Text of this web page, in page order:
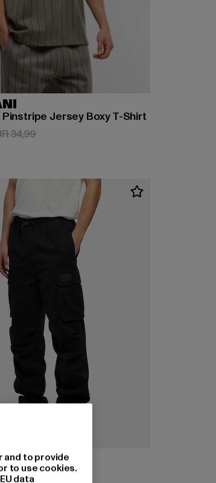
Jersey Boxy T-Shirt
17,15
34,99Actieprijs: EUR 34,99
and to provide
to use cookies.
data